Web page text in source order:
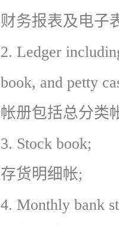
财务报表及电子
2. Ledger
book, and petty
帐册包括总分类
3. Stock book;
存货明细帐;
4. Monthly bank